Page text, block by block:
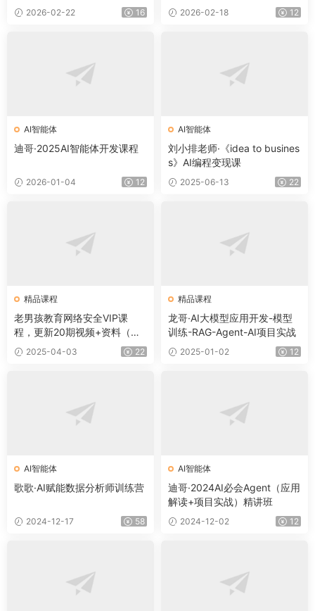
63章）
2026-02-22 16 2026-02-18 12
AI智能体
迪哥·2025AI智能体开发课程
2026-01-04 12
AI智能体
刘小排老师·《idea to busines
s》AI编程变现课
2025-06-13 22
精品课程
老男孩教育网络安全VIP课
程，更新20期视频+资料（内
容更新）
2025-04-03 22
精品课程
龙哥·AI大模型应用开发-模型
训练-RAG-Agent-AI项目实战
2025-01-02 12
AI智能体
歌歌·AI赋能数据分析师训练营
2024-12-17 58
AI智能体
迪哥·2024AI必会Agent（应用
解读+项目实战）精讲班
2024-12-02 12